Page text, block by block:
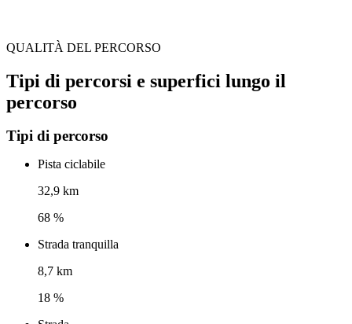
QUALITÀ DEL PERCORSO
Tipi di percorsi e superfici lungo il
percorso
Tipi di percorso
Pista ciclabile
32,9 km
68 %
Strada tranquilla
8,7 km
18 %